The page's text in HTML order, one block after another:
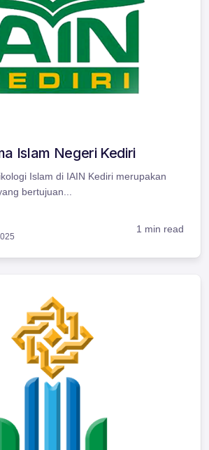
Islam Negeri Kediri
Islam di IAIN Kediri merupakan
bertujuan...
1 min read